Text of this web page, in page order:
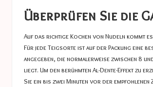
Überprüfen Sie die
Auf das richtige Kochen von Nudeln kommt es
Für jede Teigsorte ist auf der Packung eine
angegeben, die normalerweise zwischen 8
liegt. Um den berühmten Al-Dente-Effekt zu
Sie ein bis zwei Minuten vor der empfohlenen